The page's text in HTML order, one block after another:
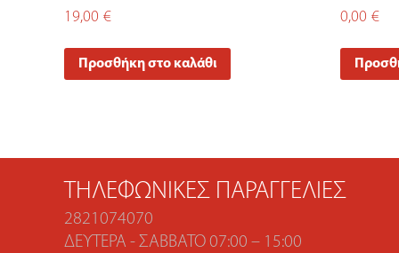
19,00 €
Προσθήκη στο καλάθι
0,00 €
ΤΗΛΕΦΩΝΙΚΈΣ ΠΑΡΑΓΓΕΛΊΕΣ
2821074070
ΔΕΥΤΈΡΑ - ΣΆΒΒΑΤΟ 07:00 – 15:00